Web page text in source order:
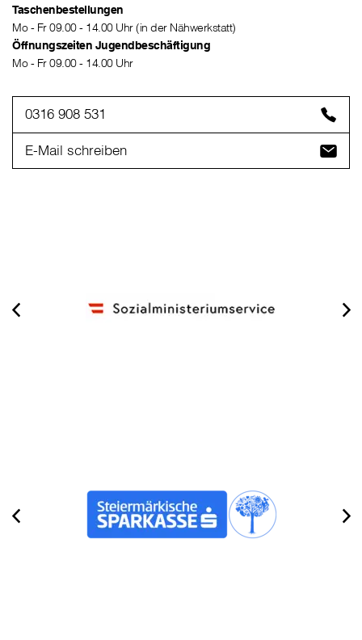
Taschenbestellungen
Mo - Fr 09.00 - 14.00 Uhr (in der Nähwerkstatt)
Öffnungszeiten Jugendbeschäftigung
Mo - Fr 09.00 - 14.00 Uhr
0316 908 531
E-Mail schreiben